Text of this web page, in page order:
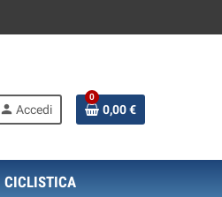
person Accedi
0
0,00 €
CICLISTICA